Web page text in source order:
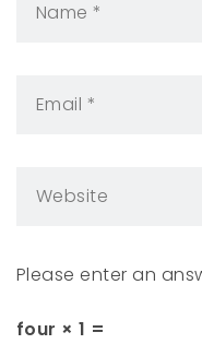
Please enter an
four × 1 =